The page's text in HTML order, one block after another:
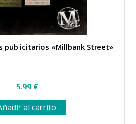
publicitarios «Millbank Street»
5.99 €
al carrito